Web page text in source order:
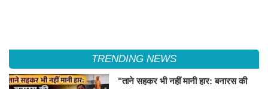
TRENDING NEWS
"ताने सहकर भी नहीं मानी हार: बनारस की